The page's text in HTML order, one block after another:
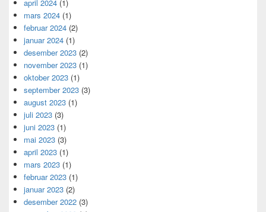
april 2024 (1)
mars 2024 (1)
februar 2024 (2)
januar 2024 (1)
desember 2023 (2)
november 2023 (1)
oktober 2023 (1)
september 2023 (3)
august 2023 (1)
juli 2023 (3)
juni 2023 (1)
mai 2023 (3)
april 2023 (1)
mars 2023 (1)
februar 2023 (1)
januar 2023 (2)
desember 2022 (3)